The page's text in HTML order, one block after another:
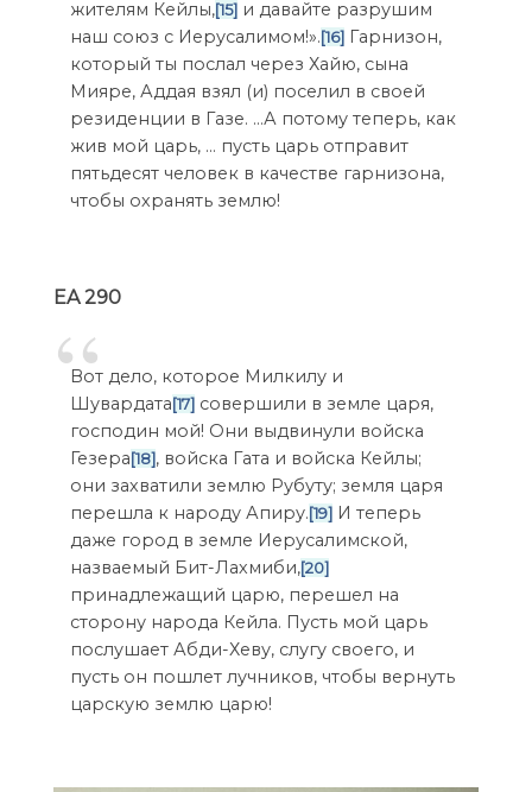
жителям Кейлы,[15] и давайте разрушим
наш союз с Иерусалимом!».[16] Гарнизон,
который ты послал через Хайю, сына
Мияре, Аддая взял (и) поселил в своей
резиденции в Газе. …А потому теперь, как
жив мой царь, … пусть царь отправит
пятьдесят человек в качестве гарнизона,
чтобы охранять землю!
EA 290
Вот дело, которое Милкилу и
Шувардата[17] совершили в земле царя,
господин мой! Они выдвинули войска
Гезера[18], войска Гата и войска Кейлы;
они захватили землю Рубуту; земля царя
перешла к народу Апиру.[19] И теперь
даже город в земле Иерусалимской,
назваемый Бит-Лахмиби,[20]
принадлежащий царю, перешел на
сторону народа Кейла. Пусть мой царь
послушает Абди-Хеву, слугу своего, и
пусть он пошлет лучников, чтобы вернуть
царскую землю царю!